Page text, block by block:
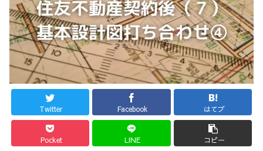
Twitter Facebook はてブ
Pocket LINE コピー